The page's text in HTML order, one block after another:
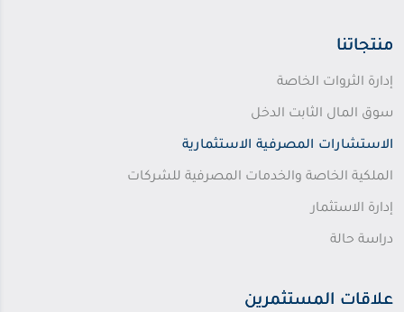
منتجاتنا
إدارة الثروات الخاصة
سوق المال الثابت الدخل
الاستشارات المصرفية الاستثمارية
الملكية الخاصة والخدمات المصرفية للشركات
إدارة الاستثمار
دراسة حالة
علاقات المستثمرين